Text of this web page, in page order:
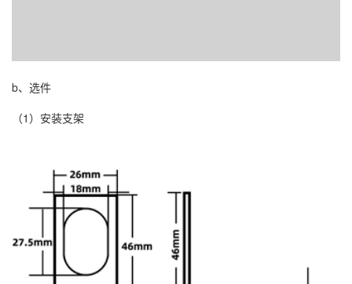
b、选件
（1）安装支架